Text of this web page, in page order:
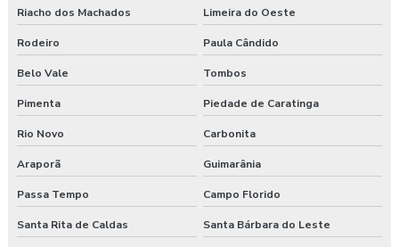
Riacho dos Machados Limeira do Oeste
Rodeiro Paula Cândido
Belo Vale Tombos
Pimenta Piedade de Caratinga
Rio Novo Carbonita
Araporã Guimarânia
Passa Tempo Campo Florido
Santa Rita de Caldas Santa Bárbara do Leste